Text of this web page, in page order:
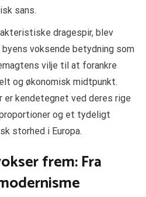
sans.
dragespir, blev
voksende betydning som
vilje til at forankre
og økonomisk midtpunkt.
er kendetegnet ved deres rige
og et tydeligt
storhed i Europa.
frem: Fra